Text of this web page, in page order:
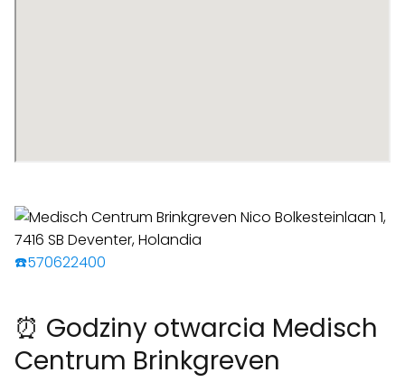
☎️570622400
⏰ Godziny otwarcia Medisch
Centrum Brinkgreven